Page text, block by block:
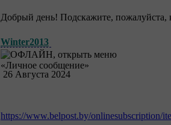
Добрый день! Подскажите,
Winter2013
26 Августа 2024
https://www.belpost.by/onlinesubscription/